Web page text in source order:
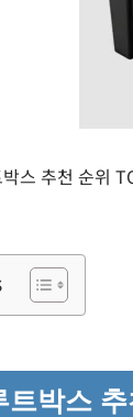
스 추천 순위
박스